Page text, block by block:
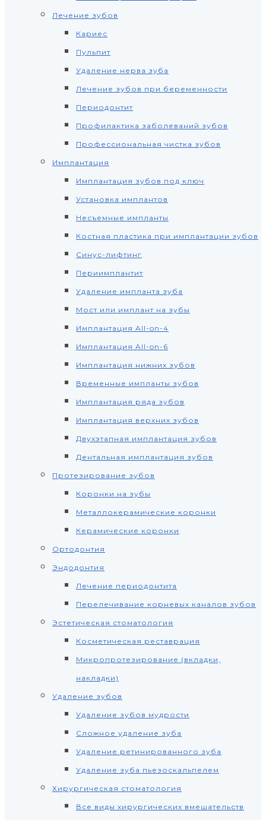
Лечение зубов
Кариес
Пульпит
Удаление нерва зуба
Лечение зубов при беременности
Периодонтит
Профилактика заболеваний зубов
Профессиональная чистка зубов
Имплантация
Имплантация зубов под ключ
Установка имплантов
Несъемные импланты
Костная пластика при имплантации зубов
Синус-лифтинг
Периимплантит
Удаление импланта зуба
Мост или имплант на зубы
Имплантация All-on-4
Имплантация All-on-6
Имплантация нижних зубов
Временные импланты зубов
Имплантация ряда зубов
Имплантация верхних зубов
Двухэтапная имплантация зубов
Дентальная имплантация зубов
Протезирование зубов
Коронки на зубы
Металлокерамические коронки
Керамические коронки
Ортодонтия
Эндодонтия
Лечение периодонтита
Перелечивание корневых каналов зубов
Эстетическая стоматология
Косметическая реставрация
Микропротезирование (вкладки,
накладки)
Удаление зубов
Удаление зубов мудрости
Сложное удаление зуба
Удаление ретинированного зуба
Удаление зуба пьезоскальпелем
Хирургическая стоматология
Все виды хирургических вмешательств